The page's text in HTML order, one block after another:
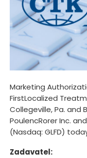
Marketing
FirstLocalized
Collegeville, Pa. and
PoulencRorer Inc.
(Nasdaq: GLFD)
Zadavatel: